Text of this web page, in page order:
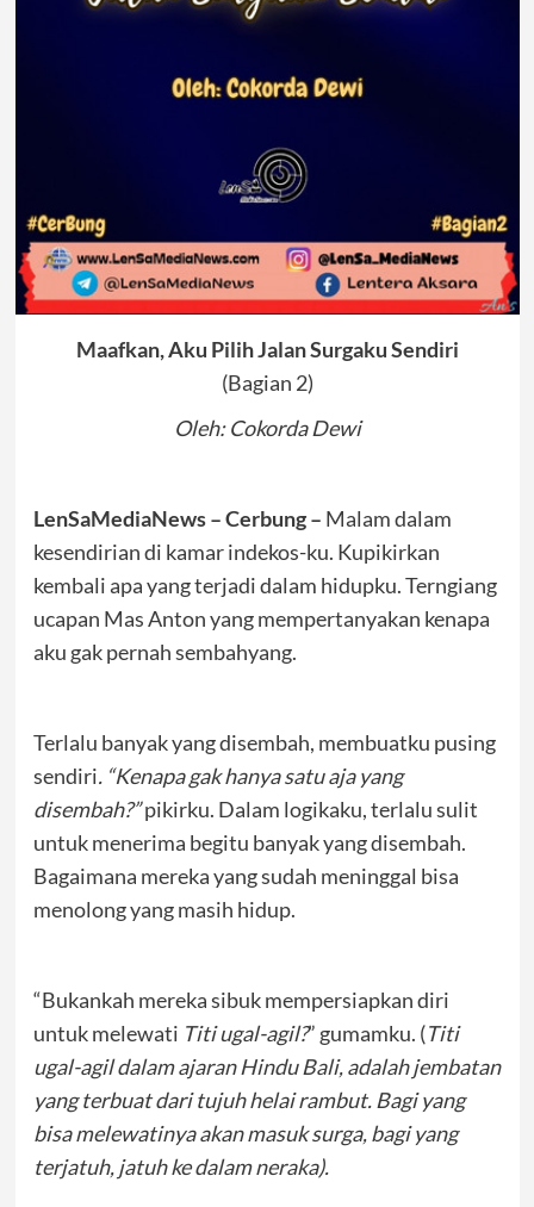
Maafkan, Aku Pilih Jalan Surgaku Sendiri
(Bagian 2)
Oleh: Cokorda Dewi
LenSaMediaNews – Cerbung – Malam dalam
kesendirian di kamar indekos-ku. Kupikirkan
kembali apa yang terjadi dalam hidupku. Terngiang
ucapan Mas Anton yang mempertanyakan kenapa
aku gak pernah sembahyang.
Terlalu banyak yang disembah, membuatku pusing
sendiri. “Kenapa gak hanya satu aja yang
disembah?”pikirku. Dalam logikaku, terlalu sulit
untuk menerima begitu banyak yang disembah.
Bagaimana mereka yang sudah meninggal bisa
menolong yang masih hidup.
“Bukankah mereka sibuk mempersiapkan diri
untuk melewati Titi ugal-agil?” gumamku. (Titi
ugal-agil dalam ajaran Hindu Bali, adalah jembatan
yang terbuat dari tujuh helai rambut. Bagi yang
bisa melewatinya akan masuk surga, bagi yang
terjatuh, jatuh ke dalam neraka).